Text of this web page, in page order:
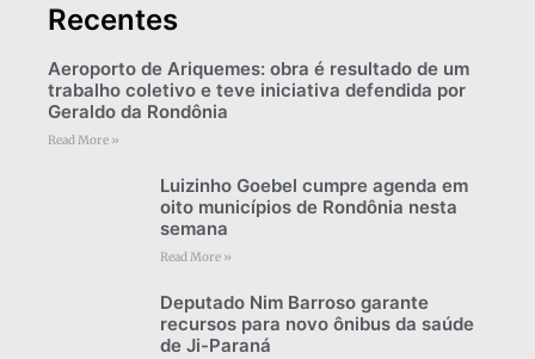
Recentes
Aeroporto de Ariquemes: obra é resultado de um
trabalho coletivo e teve iniciativa defendida por
Geraldo da Rondônia
Read More »
Luizinho Goebel cumpre agenda em
oito municípios de Rondônia nesta
semana
Read More »
Deputado Nim Barroso garante
recursos para novo ônibus da saúde
de Ji-Paraná